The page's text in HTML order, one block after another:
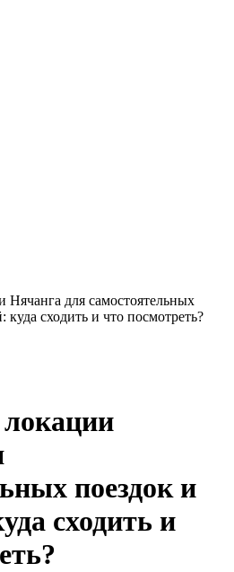
Нячанга для самостоятельных
куда сходить и что посмотреть?
поездок и
сходить и